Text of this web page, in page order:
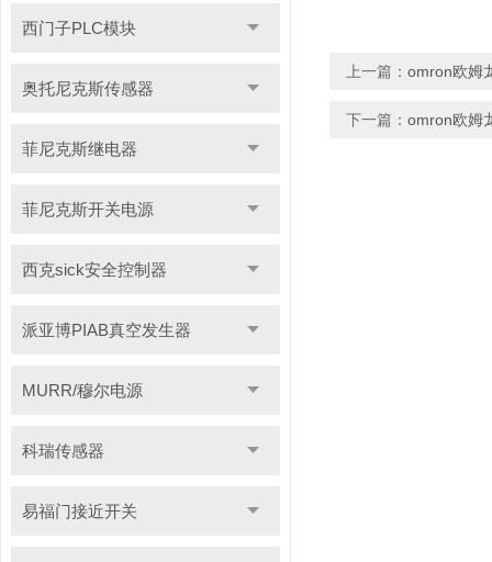
西门子PLC模块
奥托尼克斯传感器
菲尼克斯继电器
菲尼克斯开关电源
西克sick安全控制器
派亚博PIAB真空发生器
MURR/穆尔电源
科瑞传感器
易福门接近开关
上一篇： omron欧姆
下一篇： omron欧姆